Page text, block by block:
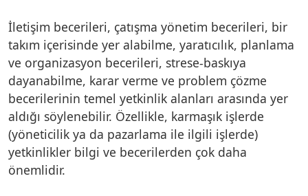
İletişim becerileri, çatışma yönetim becerileri, bir
takım içerisinde yer alabilme, yaratıcılık, planlama
ve organizasyon becerileri, strese-baskıya
dayanabilme, karar verme ve problem çözme
becerilerinin temel yetkinlik alanları arasında yer
aldığı söylenebilir. Özellikle, karmaşık işlerde
(yöneticilik ya da pazarlama ile ilgili işlerde)
yetkinlikler bilgi ve becerilerden çok daha
önemlidir.